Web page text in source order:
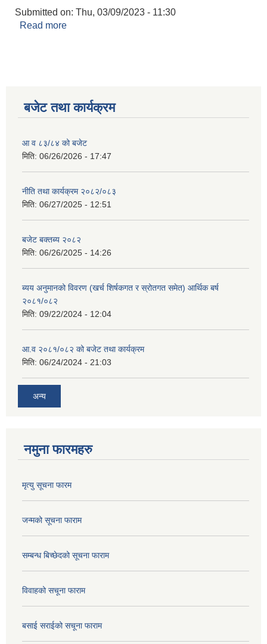
Submitted on: Thu, 03/09/2023 - 11:30
Read more
बजेट तथा कार्यक्रम
आ व ८३/८४ को बजेट
मिति: 06/26/2026 - 17:47
नीति तथा कार्यक्रम २०८२/०८३
मिति: 06/27/2025 - 12:51
बजेट बक्तब्य २०८२
मिति: 06/26/2025 - 14:26
ब्यय अनुमानको विवरण (खर्च शिर्षकगत र स्रोतगत समेत) आर्थिक बर्ष
२०८१/०८२
मिति: 09/22/2024 - 12:04
आ.व २०८१/०८२ को बजेट तथा कार्यक्रम
मिति: 06/24/2024 - 21:03
अन्य
नमुना फारमहरु
मृत्यु सूचना फारम
जन्मको सूचना फाराम
सम्बन्ध बिच्छेदको सूचना फाराम
विवाहको सचूना फाराम
बसाई सराईको सचूना फाराम